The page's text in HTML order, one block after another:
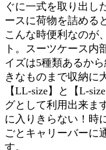
ぐに一式を取り出し
ースに荷物を詰める
こんな時便利なのが
ト。スーツケース内
イズは5種類あるか
きなものまで収納に
【LL-size】と【L-
グとして利用出来ま
に入りきらない！時
ごとキャリーバーに
す。